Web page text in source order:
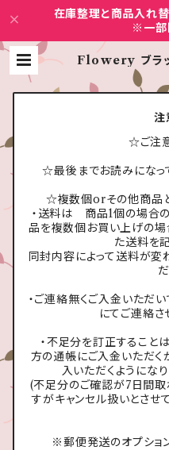
在庫整理と商品入れ
※一部
Flowery ブラッ
イルショップ
注
☆ご注
☆最後までお読みになっ
☆複数個orその他商品
・送料は 商品1個の場合
品を複数個お買い上げの
た送料を
同封内容によって送料が変
・ご連絡無くご入金いただ
にてご連絡さ
・不足分を訂正すること
方の通帳にご入金いただく
入いただくようにな
(不足分のご確認が7日間
すがキャンセル扱いとさせ
※郵便発送のオプショ